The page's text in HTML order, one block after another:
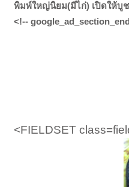
พิมพ์ใหญ่นิยม(มีไก่) เปิดให้บู
<!--
<FIELDSET